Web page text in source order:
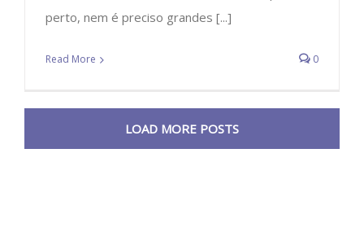
perto, nem é preciso grandes [...]
Read More 0
LOAD MORE POSTS